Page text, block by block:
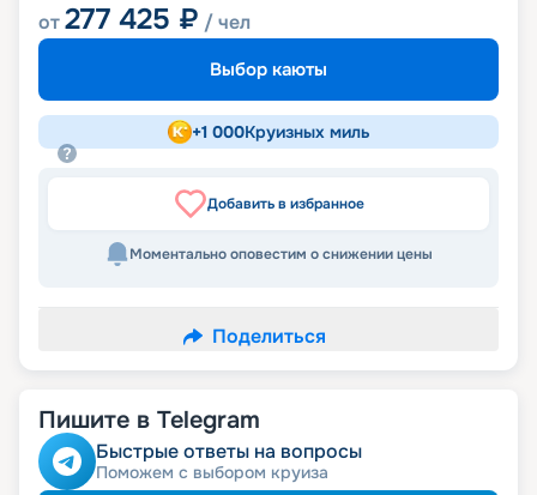
от277 425 ₽ / чел
Выбор каюты
+1 000Круизных миль
Добавить в избранное
Моментально оповестим о снижении цены
Поделиться
Пишите в Telegram
Быстрые ответы на вопросы
Поможем с выбором круиза